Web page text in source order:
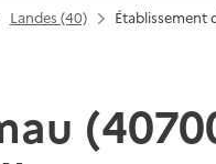
Landes (40) Établissement